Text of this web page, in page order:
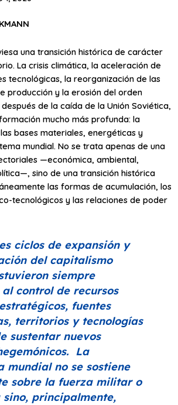
una transición histórica de carácter
La crisis climática, la aceleración de
tecnológicas, la reorganización de las
producción y la erosión del orden
de la caída de la Unión Soviética,
mucho más profunda: la
bases materiales, energéticas y
mundial. No se trata apenas de una
—económica, ambiental,
sino de una transición histórica
las formas de acumulación, los
tecnológicos y las relaciones de poder
ciclos de expansión y
del capitalismo
siempre
control de recursos
fuentes
territorios y tecnologías
sustentar nuevos
La
mundial no se sostiene
sobre la fuerza militar o
principalmente,